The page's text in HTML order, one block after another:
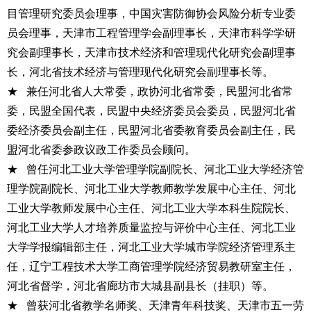
目管理研究委员会理事，中国灾害防御协会风险分析专业委
员会理事，天津市工程管理学会副理事长，天津市科学学研
究会副理事长，天津市技术经济和管理现代化研究会副理事
长，河北省技术经济与管理现代化研究会副理事长等。
★ 兼任河北省人大常委，政协河北省常委，民盟河北省常
委，民盟全国代表，民盟中央经济委员会委员，民盟河北省
委经济委员会副主任，民盟河北省委教育委员会副主任，民
盟河北省委参政议政工作委员会顾问。
★ 曾任河北工业大学管理学院副院长、河北工业大学经济管
理学院副院长、河北工业大学教师教学发展中心主任、河北
工业大学教师发展中心主任、河北工业大学本科生院院长、
河北工业大学人才培养质量监控与评价中心主任、河北工业
大学学报编辑部主任，河北工业大学城市学院经济管理系主
任，辽宁工程技术大学工商管理学院经济贸易教研室主任，
河北省督学，河北省廊坊市大城县副县长（挂职）等。
★ 曾获河北省教学名师奖、天津青年科技奖、天津市五一劳